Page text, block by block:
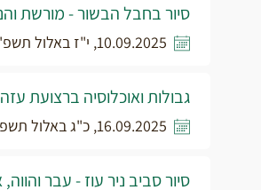
סיור בחבל הבשור - מורשת
10.09.2025, י"ז באלול תשפ"ה
גבולות ואוכלוסיה ברצועת
16.09.2025, כ"ג באלול תשפ"ה
סיור סביב ניר עוז - עבר